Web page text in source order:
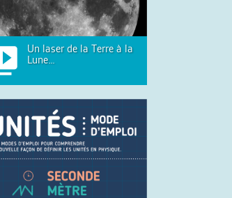
Un laser de la Terre à la
Lune…